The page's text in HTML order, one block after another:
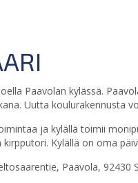
Paavolan kylässä.
Uutta koulurakennusta
ja kylällä toimii
Kylällä on oma
Paavola, 92430